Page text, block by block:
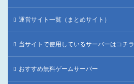
運営サイト一覧（まとめサイト）
当サイトで使用しているサーバーはコチラ
おすすめ無料ゲームサーバー